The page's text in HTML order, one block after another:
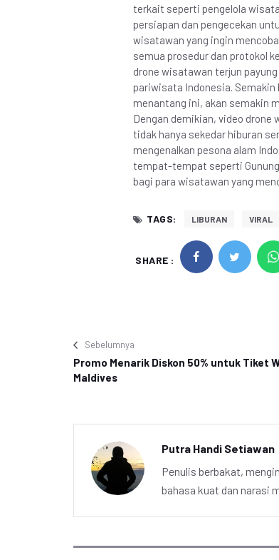
terkait seperti pengelola
persiapan dan pengecekan
wisatawan yang ingin
semua prosedur dan protokol
drone wisatawan terjun
pariwisata Indonesia.
menantang ini, akan semakin
Dengan demikian, video drone
tidak hanya sekedar hiburan
mengenalkan pesona alam
tempat-tempat seperti
bagi para wisatawan yang
TAGS: LIBURAN VIRAL
SHARE :
Sebelumnya
Promo Menarik Diskon 50% untuk Tiket
Maldives
Putra Handi Setiawan
Penulis berbakat,
bahasa kuat dan narasi